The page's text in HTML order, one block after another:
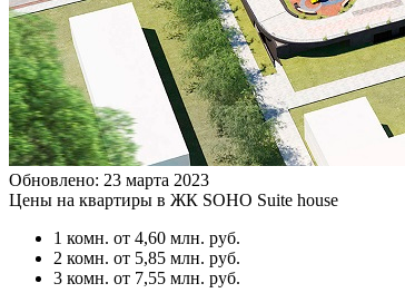
Обновлено: 23 марта 2023
Цены на квартиры в ЖК SOHO Suite house
1 комн. от 4,60 млн. руб.
2 комн. от 5,85 млн. руб.
3 комн. от 7,55 млн. руб.